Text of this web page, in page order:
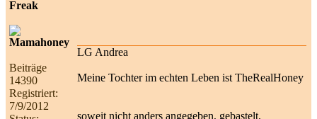
Beiträge
14390
Registriert:
7/9/2012
LG Andrea
Meine Tochter im echten Leben ist TheRealHoney
soweit nicht anders angegeben, gebastelt,